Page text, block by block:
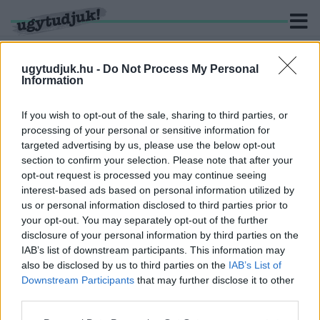
ugytudjuk.hu - Do Not Process My Personal
Information
If you wish to opt-out of the sale, sharing to third parties, or
processing of your personal or sensitive information for
targeted advertising by us, please use the below opt-out
section to confirm your selection. Please note that after your
opt-out request is processed you may continue seeing
interest-based ads based on personal information utilized by
us or personal information disclosed to third parties prior to
your opt-out. You may separately opt-out of the further
disclosure of your personal information by third parties on the
IAB’s list of downstream participants. This information may
also be disclosed by us to third parties on the IAB’s List of
Downstream Participants that may further disclose it to other
KERESÉS
4 hír találató a(z) "választás 2018" cimkével ellátva.
EGYSZER CSAK ÚJRA MEGJELENTEK
SZOMBATHELYEN BALASSA PÉTER JOBBIKOS
POLITIKUS 1,5 ÉVVEL EZELŐTTI VÁLASZTÁSI
PLAKÁTJAI
2019. december. 20. 10:02
Valaki nagyon vicces kedvében van.
A VÁLASZTÁSOK ÓTA TÖBB SZÁZ FŐVEL
KISPALÁD LAKOSSÁGA